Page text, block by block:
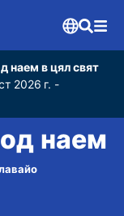
наем в цял свят
2026 г. -
наем